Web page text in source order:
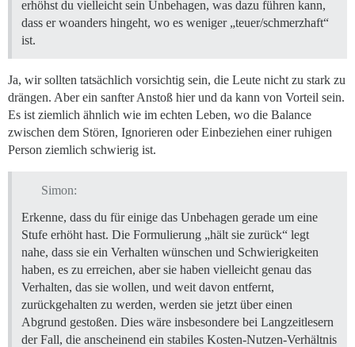
erhöhst du vielleicht sein Unbehagen, was dazu führen kann,
dass er woanders hingeht, wo es weniger „teuer/schmerzhaft“
ist.
Ja, wir sollten tatsächlich vorsichtig sein, die Leute nicht zu stark zu
drängen. Aber ein sanfter Anstoß hier und da kann von Vorteil sein.
Es ist ziemlich ähnlich wie im echten Leben, wo die Balance
zwischen dem Stören, Ignorieren oder Einbeziehen einer ruhigen
Person ziemlich schwierig ist.
Simon:
Erkenne, dass du für einige das Unbehagen gerade um eine
Stufe erhöht hast. Die Formulierung „hält sie zurück“ legt
nahe, dass sie ein Verhalten wünschen und Schwierigkeiten
haben, es zu erreichen, aber sie haben vielleicht genau das
Verhalten, das sie wollen, und weit davon entfernt,
zurückgehalten zu werden, werden sie jetzt über einen
Abgrund gestoßen. Dies wäre insbesondere bei Langzeitlesern
der Fall, die anscheinend ein stabiles Kosten-Nutzen-Verhältnis